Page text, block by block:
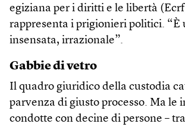
egiziana per i diritti e le libertà
rappresenta i prigionieri politici. “È
insensata, irrazionale”.
Gabbie di vetro
Il quadro giuridico della custodia
parvenza di giusto processo. Ma le
condotte con decine di persone –